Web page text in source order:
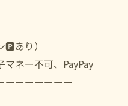
🅿️あり）
マネー不可、PayPay
ーーーーーーー